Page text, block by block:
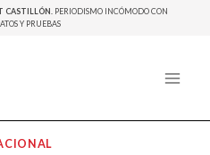
CASTILLÓN. PERIODISMO INCÓMODO CON
Y PRUEBAS